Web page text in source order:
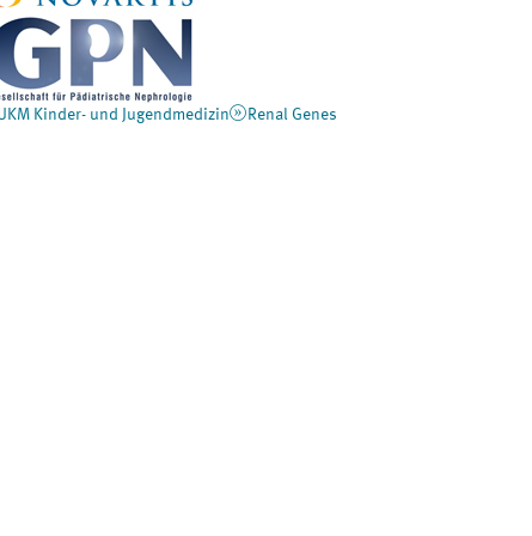
Kinder- und Jugendmedizin Renal Genes